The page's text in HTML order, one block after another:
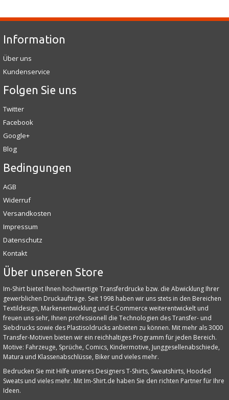
Information
Über uns
Kundenservice
Folgen Sie uns
Twitter
Facebook
Google+
Blog
Bedingungen
AGB
Widerruf
Versandkosten
Impressum
Datenschutz
Kontakt
Über unseren Store
Im-Shirt bietet Ihnen hochwertige Transferdrucke bzw. die Abwicklung Ihrer
gewerblichen Druckaufträge. Seit 1998 haben wir uns stets in den Bereichen
Textildesign, Markenentwicklung und E‑Commerce weiterentwickelt und
freuen uns sehr, Ihnen professionell die Technologien des Transfer- und
Siebdrucks sowie des Plastisoldrucks anbieten zu können. Mit mehr als 3000
Transfer-Motiven bieten wir ein reichhaltiges Programm für jeden Bereich.
Motive: Fahrzeuge, Sprüche, Comics, Kindermotive, Junggesellenabschiede,
Matura und Klassenabschlüsse, Biker und vieles mehr.
Bedrucken Sie mit Hilfe unseres Designers T-Shirts, Sweatshirts, Hooded
Sweats und vieles mehr. Mit Im-Shirt.de haben Sie den richten Partner für Ihre
Ideen.